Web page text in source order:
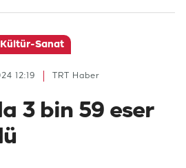
Kültür-Sanat
TRT Haber
12:19
3 bin 59 eser